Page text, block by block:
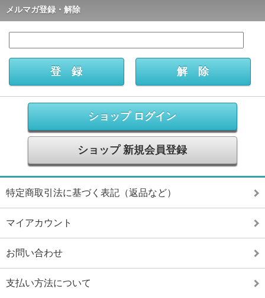
メルマガ登録・解除
ショップ ログイン
ショップ 新規会員登録
特定商取引法に基づく表記（返品など）
マイアカウント
お問い合わせ
支払い方法について